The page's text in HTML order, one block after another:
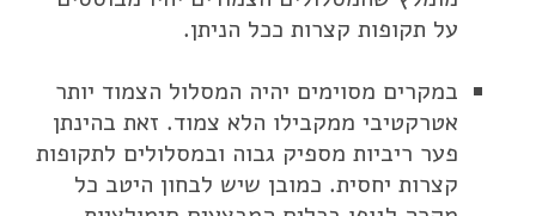
על תקופות קצרות ככל הניתן.
במקרים מסוימים יהיה המסלול הצמוד יותר
אטרקטיבי ממקבילו הלא צמוד. זאת בהינתן
פער ריביות מספיק גבוה ובמסלולים לתקופות
קצרות יחסית. כמובן שיש לבחון היטב כל